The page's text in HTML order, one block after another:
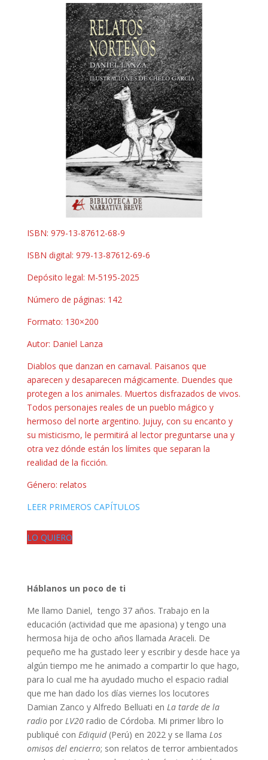
ISBN: 979-13-87612-68-9
ISBN digital: 979-13-87612-69-6
Depósito legal: M-5195-2025
Número de páginas: 142
Formato: 130×200
Autor: Daniel Lanza
Diablos que danzan en carnaval. Paisanos que
aparecen y desaparecen mágicamente. Duendes que
protegen a los animales. Muertos disfrazados de vivos.
Todos personajes reales de un pueblo mágico y
hermoso del norte argentino. Jujuy, con su encanto y
su misticismo, le permitirá al lector preguntarse una y
otra vez dónde están los límites que separan la
realidad de la ficción.
Género: relatos
LEER PRIMEROS CAPÍTULOS
LO QUIERO
Háblanos un poco de ti
Me llamo Daniel, tengo 37 años. Trabajo en la
educación (actividad que me apasiona) y tengo una
hermosa hija de ocho años llamada Araceli. De
pequeño me ha gustado leer y escribir y desde hace ya
algún tiempo me he animado a compartir lo que hago,
para lo cual me ha ayudado mucho el espacio radial
que me han dado los días viernes los locutores
Damian Zanco y Alfredo Belluati en La tarde de la
radiopor LV20radio de Córdoba. Mi primer libro lo
publiqué con Ediquid(Perú) en 2022 y se llama Los
omisos del encierro; son relatos de terror ambientados